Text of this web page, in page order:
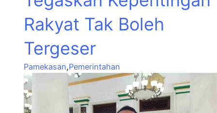
Rakyat Tak Boleh
Tergeser
Pamekasan,Pemerintahan